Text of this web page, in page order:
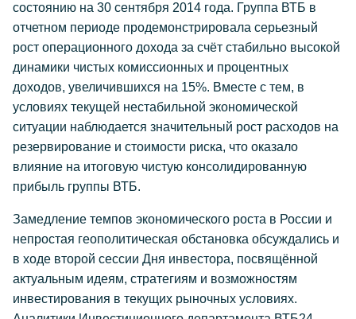
состоянию на 30 сентября 2014 года. Группа ВТБ в
отчетном периоде продемонстрировала серьезный
рост операционного дохода за счёт стабильно высокой
динамики чистых комиссионных и процентных
доходов, увеличившихся на 15%. Вместе с тем, в
условиях текущей нестабильной экономической
ситуации наблюдается значительный рост расходов на
резервирование и стоимости риска, что оказало
влияние на итоговую чистую консолидированную
прибыль группы ВТБ.
Замедление темпов экономического роста в России и
непростая геополитическая обстановка обсуждались и
в ходе второй сессии Дня инвестора, посвящённой
актуальным идеям, стратегиям и возможностям
инвестирования в текущих рыночных условиях.